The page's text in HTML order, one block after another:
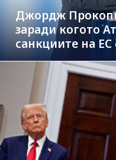
Джордж
заради когото
санкциите на